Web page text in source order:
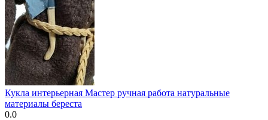
Кукла интерьерная Мастер ручная работа натуральные
материалы береста
0.0